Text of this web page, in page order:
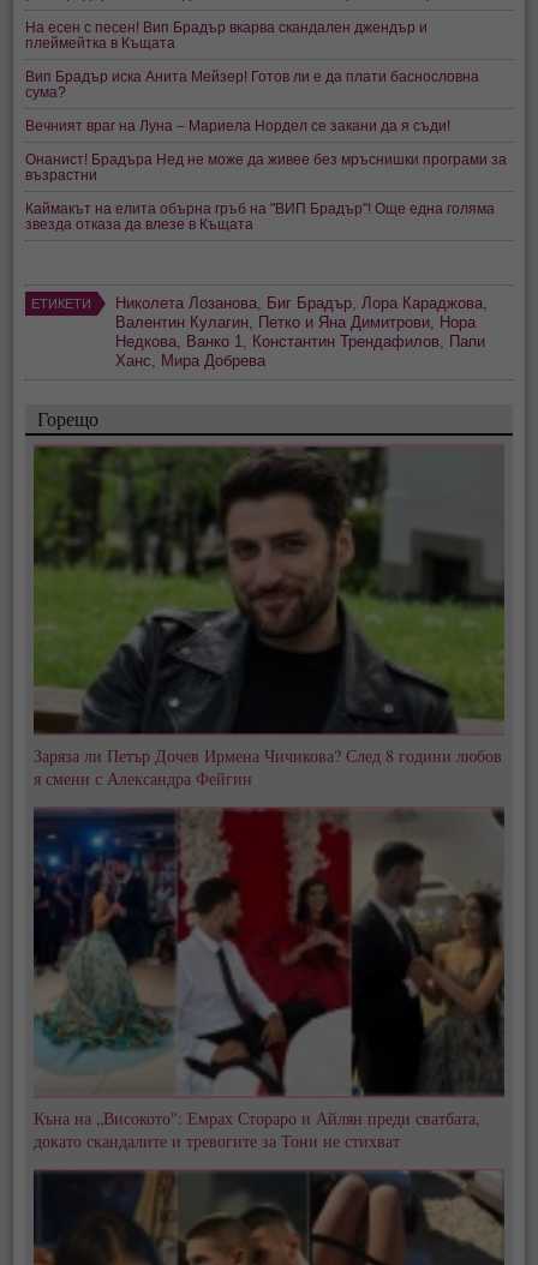
На есен с песен! Вип Брадър вкарва скандален джендър и
плеймейтка в Къщата
Вип Брадър иска Анита Мейзер! Готов ли е да плати баснословна
сума?
Вечният враг на Луна – Мариела Нордел се закани да я съди!
Онанист! Брадъра Нед не може да живее без мръснишки програми за
възрастни
Каймакът на елита обърна гръб на "ВИП Брадър"! Още една голяма
звезда отказа да влезе в Къщата
ЕТИКЕТИ Николета Лозанова, Биг Брадър,Лора Караджова,
Валентин Кулагин, Петко и Яна Димитрови, Нора
Недкова, Ванко 1, Константин Трендафилов, Папи
Ханс, Мира Добрева
Горещо
Заряза ли Петър Дочев Ирмена Чичикова? След 8 години любов
я смени с Александра Фейгин
Къна на „Високото": Емрах Стораро и Айлян преди сватбата,
докато скандалите и тревогите за Тони не стихват